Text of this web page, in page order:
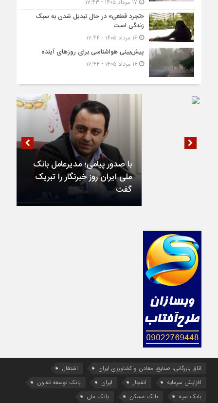
«تجرد قطعی» در حال تبدیل شدن به سبک
زندگی است
۱۶ مرداد ۱۴۰۵ - ۱۷:۴۴
پیش‌بینی هواشناسی برای روزهای آینده
۱۶ مرداد ۱۴۰۵ - ۱۷:۴۴
با صدور پیامی؛ مدیرعامل بانک
ملی ایران روز خبرنگار را تبریک
گفت
اتاق بازرگانی، صنایع، معادن و کشاورزی ایران
اشتغال
افزایش سرمایه
انفجار ایران
بانک توسعه تعاون
بانک سپه
بانک مسکن بانک ملی